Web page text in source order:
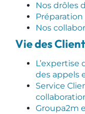
Nos drôles
Préparation
Nos
Vie des
L’expertise
des appels
Service
Groupa2m